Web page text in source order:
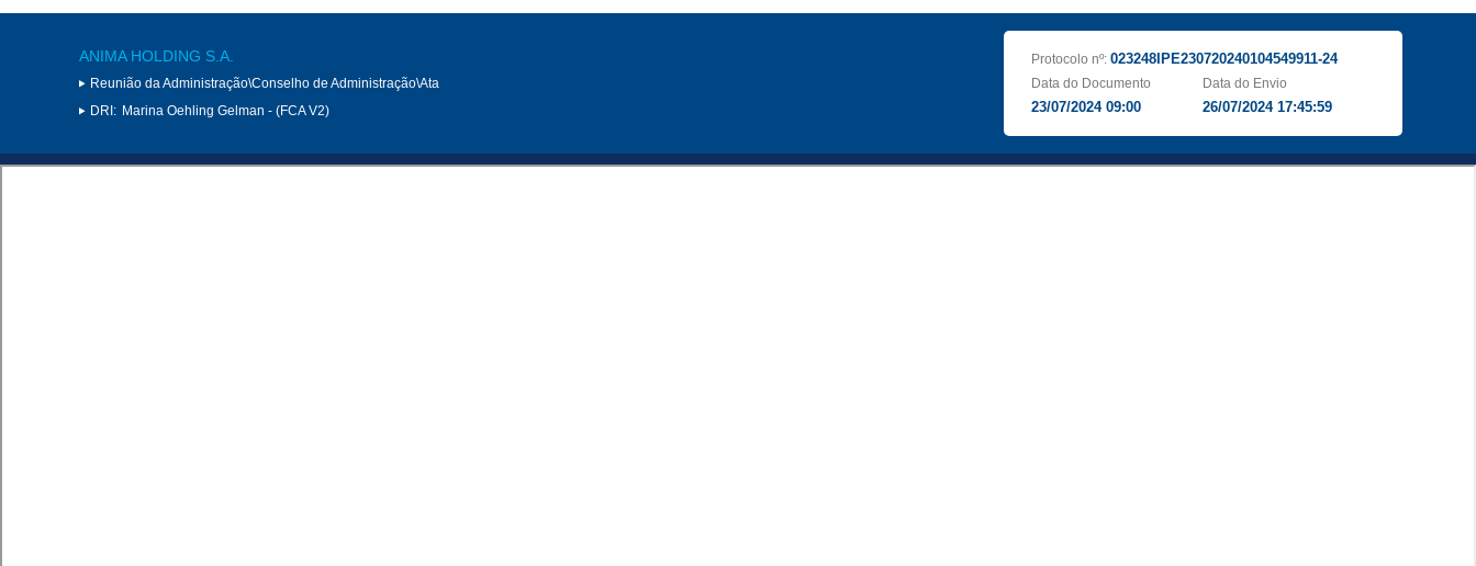
ANIMA HOLDING S.A.
Reunião da Administração\Conselho de Administração\Ata
DRI: Marina Oehling Gelman - (FCA V2)
Protocolo nº: 023248IPE230720240104549911-24
Data do Documento
23/07/2024 09:00
Data do Envio
26/07/2024 17:45:59